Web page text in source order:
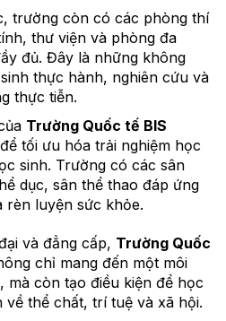
trường còn có các phòng thí
thư viện và phòng đa
đủ. Đây là những không
thực hành, nghiên cứu và
thực tiễn.
Trường Quốc tế BIS
tối ưu hóa trải nghiệm học
sinh. Trường có các sân
dục, sân thể thao đáp ứng
rèn luyện sức khỏe.
và đẳng cấp, Trường Quốc
chỉ mang đến một môi
còn tạo điều kiện để học
về thể chất, trí tuệ và xã hội.